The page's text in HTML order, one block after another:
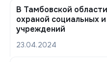
В Тамбовской
охраной социальных
учреждений
23.04.2024